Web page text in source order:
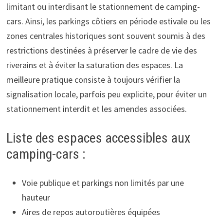
limitant ou interdisant le stationnement de camping-
cars. Ainsi, les parkings côtiers en période estivale ou les
zones centrales historiques sont souvent soumis à des
restrictions destinées à préserver le cadre de vie des
riverains et à éviter la saturation des espaces. La
meilleure pratique consiste à toujours vérifier la
signalisation locale, parfois peu explicite, pour éviter un
stationnement interdit et les amendes associées.
Liste des espaces accessibles aux
camping-cars :
Voie publique et parkings non limités par une
hauteur
Aires de repos autoroutières équipées